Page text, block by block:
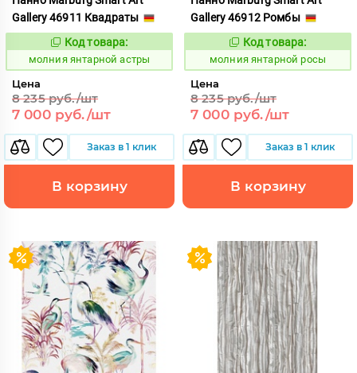
Gallery 46911 Квадраты
1015456
Код товара:
молния янтарной астры
Цена
8 235 руб./шт
7 000 руб./шт
Заказ в 1 клик
В корзину
Gallery 46912 Ромбы
1015457
Код товара:
молния янтарной росы
Цена
8 235 руб./шт
7 000 руб./шт
Заказ в 1 клик
В корзину